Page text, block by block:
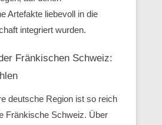
Artefakte liebevoll in die
integriert wurden.
Fränkischen Schweiz:
deutsche Region ist so reich
Fränkische Schweiz. Über